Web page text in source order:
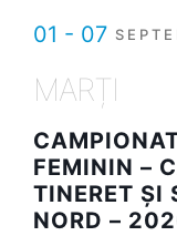
01 - 07
MARȚI
FEMININ –
TINERET ȘI
NORD –